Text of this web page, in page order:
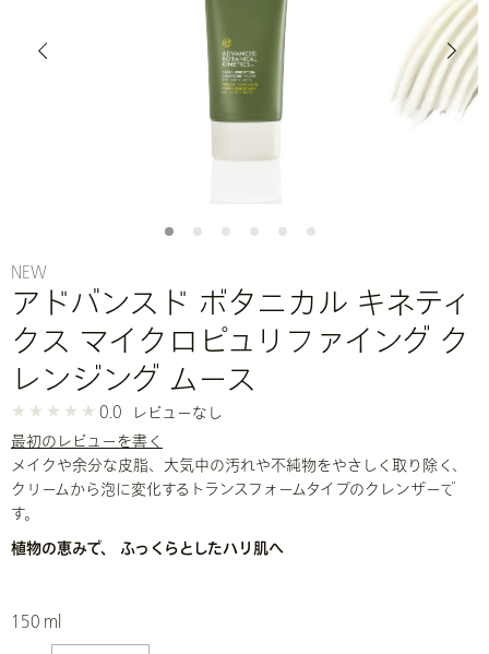
NEW
アドバンスド ボタニカル キネティ
クス マイクロピュリファイング ク
レンジング ムース
0.0
レビューなし
最初のレビューを書く
メイクや余分な皮脂、大気中の汚れや不純物をやさしく取り除く、
クリームから泡に変化するトランスフォームタイプのクレンザーで
す。
植物の恵みで、​ ふっくらとしたハリ肌へ
150 ml